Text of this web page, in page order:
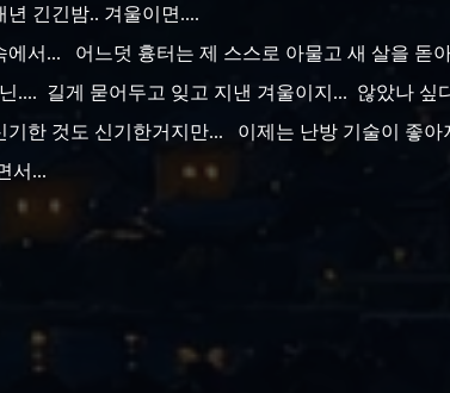
긴긴밤.. 겨울이면....
서... 어느덧 흉터는 제 스스로 아물고 새 살을 돋
.... 길게 묻어두고 잊고 지낸 겨울이지... 않았나 싶
한 것도 신기한거지만... 이제는 난방 기술이 좋아
서...